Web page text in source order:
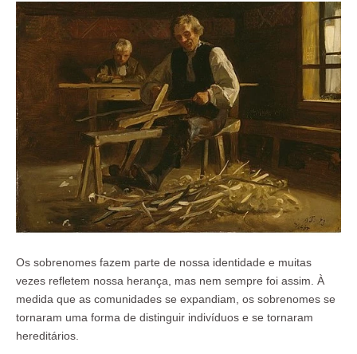
Os sobrenomes fazem parte de nossa identidade e muitas
vezes refletem nossa herança, mas nem sempre foi assim. À
medida que as comunidades se expandiam, os sobrenomes se
tornaram uma forma de distinguir indivíduos e se tornaram
hereditários.